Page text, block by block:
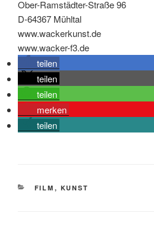
Ober-Ramstädter-Straße 96
D-64367 Mühltal
www.wackerkunst.de
www.wacker-f3.de
teilen
teilen
teilen
merken
teilen
KATEGORIEN
FILM , KUNST